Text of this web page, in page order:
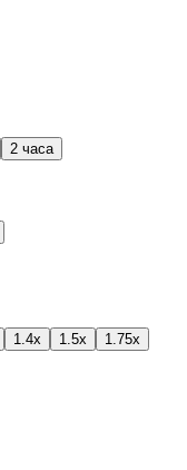
2 часа
1.4x 1.5x
1.75x